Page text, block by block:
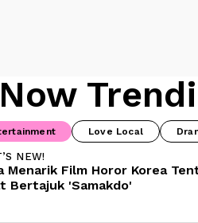
Now
Love Local
NEW!
Menarik Film Horor Korea
Bertajuk 'Samakdo'